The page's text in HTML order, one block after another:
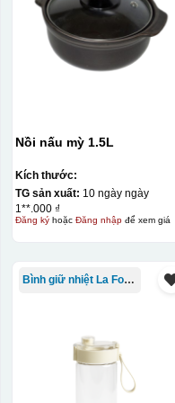
quang, trong đó hình
thành khuôn. Mực in
bằng một thanh gạt
phẩm như ly, cốc,
tặng khác. Kỹ thuật
phù hợp cho sản xuất
quy trình chuẩn bị kỹ
tương đối cao.
Nồi nấu mỳ 1.5L
Kích thước:
TG sản xuất: 10 ngày ngày
1**.000 ₫
Đăng kýhoặc Đăng nhậpđể xem giá
Bình giữ nhiệt La Fonte